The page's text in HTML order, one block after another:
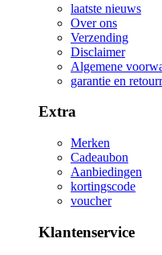
laatste nieuws
Over ons
Verzending
Disclaimer
Algemene
garantie en
Extra
Merken
Cadeaubon
Aanbiedingen
kortingscode
voucher
Klantenservice